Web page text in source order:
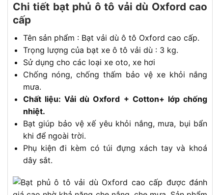
Chi tiết bạt phủ ô tô vải dù Oxford cao
cấp
Tên sản phẩm : Bạt vải dù ô tô Oxford cao cấp.
Trọng lượng của bạt xe ô tô vải dù : 3 kg.
Sử dụng cho các loại xe oto, xe hơi
Chống nóng, chống thấm bảo vệ xe khỏi nắng
mưa.
Chất liệu: Vải dù Oxford + Cotton+ lớp chống
nhiệt.
Bạt giúp bảo vệ xế yêu khỏi nắng, mưa, bụi bẩn
khi để ngoài trời.
Phụ kiện đi kèm có túi đựng xách tay và khoá
dây sắt.